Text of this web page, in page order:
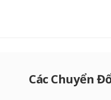
Các Chuyển